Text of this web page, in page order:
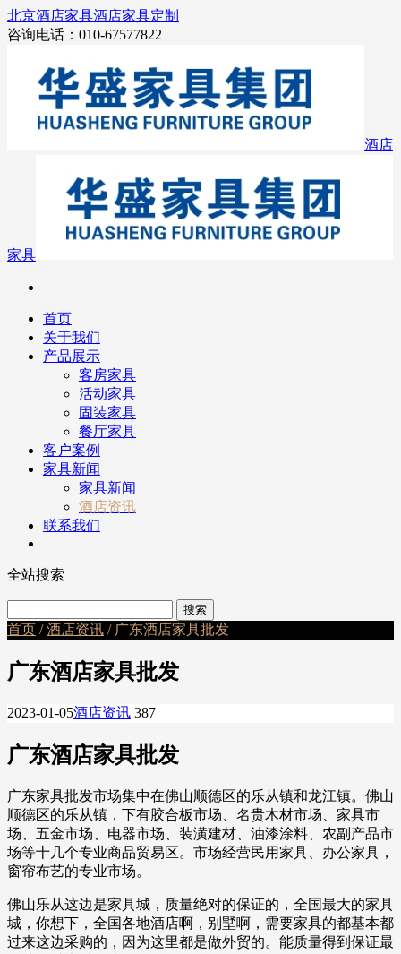
北京酒店家具酒店家具定制
咨询电话：010-67577822
酒店
家具
首页
关于我们
产品展示
客房家具
活动家具
固装家具
餐厅家具
客户案例
家具新闻
家具新闻
酒店资讯
联系我们
全站搜索
首页 /酒店资讯 / 广东酒店家具批发
广东酒店家具批发
2023-01-05酒店资讯 387
广东酒店家具批发
广东家具批发市场集中在佛山顺德区的乐从镇和龙江镇。佛山
顺德区的乐从镇，下有胶合板市场、名贵木材市场、家具市
场、五金市场、电器市场、装潢建材、油漆涂料、农副产品市
场等十几个专业商品贸易区。市场经营民用家具、办公家具，
窗帘布艺的专业市场。
佛山乐从这边是家具城，质量绝对的保证的，全国最大的家具
城，你想下，全国各地酒店啊，别墅啊，需要家具的都基本都
过来这边采购的，因为这里都是做外贸的。能质量得到保证最